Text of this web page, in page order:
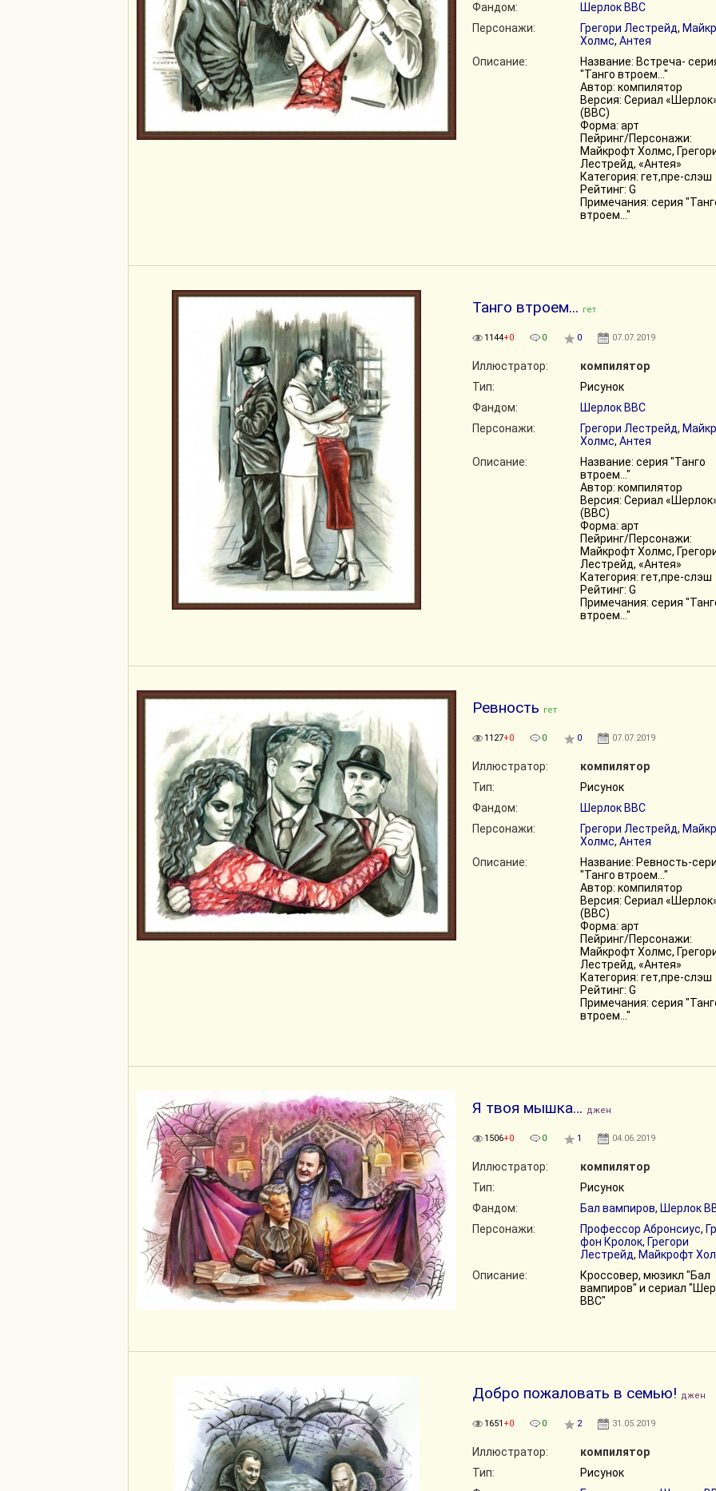
Фандом:
Шерлок BBC
Персонажи:
Грегори Лестрейд,
Холмс, Антея
Описание:
Название: Встреча-
"Танго втроем..."
Автор: компилятор
Версия: Сериал
(BBC)
Форма: арт
Пейринг/Персонажи:
Майкрофт Холмс,
Лестрейд, «Антея»
Категория: гет,пре-слэш
Рейтинг: G
Примечания: серия
втроем..."
Танго втроем... гет
1144+0 0 0 07.07.2019
Иллюстратор:
компилятор
Тип:
Рисунок
Фандом:
Шерлок BBC
Персонажи:
Грегори Лестрейд,
Холмс, Антея
Описание:
Название: серия "Танго
втроем..."
Автор: компилятор
Версия: Сериал
(BBC)
Форма: арт
Пейринг/Персонажи:
Майкрофт Холмс,
Лестрейд, «Антея»
Категория: гет,пре-слэш
Рейтинг: G
Примечания: серия
втроем..."
Ревность гет
1127+0 0 0 07.07.2019
Иллюстратор:
компилятор
Тип:
Рисунок
Фандом:
Шерлок BBC
Персонажи:
Грегори Лестрейд,
Холмс, Антея
Описание:
Название: Ревность-
"Танго втроем..."
Автор: компилятор
Версия: Сериал
(BBC)
Форма: арт
Пейринг/Персонажи:
Майкрофт Холмс,
Лестрейд, «Антея»
Категория: гет,пре-слэш
Рейтинг: G
Примечания: серия
втроем..."
Я твоя мышка… джен
1506+0 0 1 04.06.2019
Иллюстратор:
компилятор
Тип:
Рисунок
Фандом:
Бал вампиров, Шерлок
Персонажи:
Профессор Абронсиус,
фон Кролок, Грегори
Лестрейд, Майкрофт
Описание:
Кроссовер, мюзикл "Бал
вампиров" и сериал
ВВС"
Добро пожаловать в семью! джен
1651+0 0 2 31.05.2019
Иллюстратор:
компилятор
Тип:
Рисунок